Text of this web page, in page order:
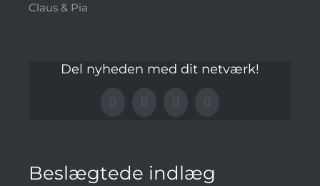
Claus & Pia
Del nyheden med dit netværk!
FacebookLinkedInPinterest
E-
Beslægtede indlæg